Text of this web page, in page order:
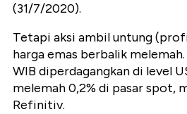
(31/7/2020).
Tetapi aksi ambil untung
harga emas berbalik melemah.
WIB diperdagangkan di level
melemah 0,2% di pasar spot,
Refinitiv.